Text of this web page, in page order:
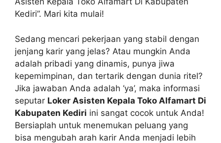
Kediri”. Mari kita mulai!
Sedang mencari pekerjaan yang stabil dengan
jenjang karir yang jelas? Atau mungkin Anda
adalah pribadi yang dinamis, punya jiwa
kepemimpinan, dan tertarik dengan dunia ritel?
Jika jawaban Anda adalah ‘ya’, maka informasi
seputar Loker Asisten Kepala Toko Alfamart Di
Kabupaten Kediri ini sangat cocok untuk Anda!
Bersiaplah untuk menemukan peluang yang
bisa mengubah arah karir Anda menjadi lebih